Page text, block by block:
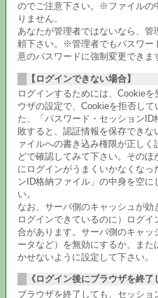
のでご注意下さい。※ファイルの
りません。
あなたが管理者ではないなら、
頼下さい。※管理者でもパスワー
意のパスワードに強制変更できま
【ログインできない場合】
ログインするためには、Cookie
ウザの設定で、Cookieを拒否し
た、「パスワード・セッション
敗すると、認証情報を保存でき
ァイルへの書き込み権限が正し
どで確認してみて下さい。その
にログインがうまくいかなくなっ
ンID格納ファイル」の中身を空
い。
なお、サーバ側のキャッシュが
ログインできているのに）ログ
合があります。サーバ側のキャ
ータなど）を無効にするか、ま
かせないように設定して下さい。
《ログイン後にブラウザを終了
ブラウザを終了しても、セッシ